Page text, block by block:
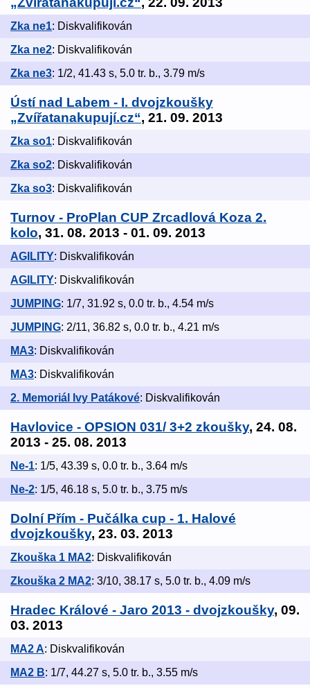
Zka ne1: Diskvalifikován
Zka ne2: Diskvalifikován
Zka ne3: 1/2, 41.43 s, 5.0 tr. b., 3.79 m/s
Ústí nad Labem - I. dvojzkoušky
„Zvířatanakupují.cz“, 21. 09. 2013
Zka so1: Diskvalifikován
Zka so2: Diskvalifikován
Zka so3: Diskvalifikován
Turnov - ProPlan CUP Zrcadlová Koza 2.
kolo, 31. 08. 2013 - 01. 09. 2013
AGILITY: Diskvalifikován
AGILITY: Diskvalifikován
JUMPING: 1/7, 31.92 s, 0.0 tr. b., 4.54 m/s
JUMPING: 2/11, 36.82 s, 0.0 tr. b., 4.21 m/s
MA3: Diskvalifikován
MA3: Diskvalifikován
2. Memoriál Ivy Patákové: Diskvalifikován
Havlovice - OPSION 031/ 3+2 zkoušky, 24. 08.
2013 - 25. 08. 2013
Ne-1: 1/5, 43.39 s, 0.0 tr. b., 3.64 m/s
Ne-2: 1/5, 46.18 s, 5.0 tr. b., 3.75 m/s
Dolní Přím - Pučálka cup - 1. Halové
dvojzkoušky, 23. 03. 2013
Zkouška 1 MA2: Diskvalifikován
Zkouška 2 MA2: 3/10, 38.17 s, 5.0 tr. b., 4.09 m/s
Hradec Králové - Jaro 2013 - dvojzkoušky, 09.
03. 2013
MA2 A: Diskvalifikován
MA2 B: 1/7, 44.27 s, 5.0 tr. b., 3.55 m/s